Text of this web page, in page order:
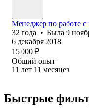
Менеджер по работе с
32 года • Была 9
6 декабря 2018
15 000 ₽
Общий опыт
11 лет 11 месяцев
Быстрые